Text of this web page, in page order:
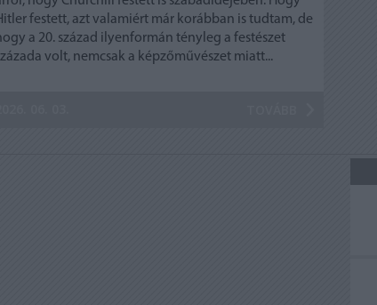
festett, azt valamiért már korábban is tudtam, de
a 20. század ilyenformán tényleg a festészet
volt, nemcsak a képzőművészet miatt...